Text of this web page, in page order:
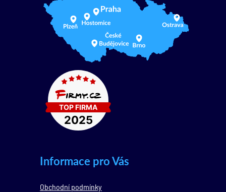
Informace pro Vás
Obchodní podmínky